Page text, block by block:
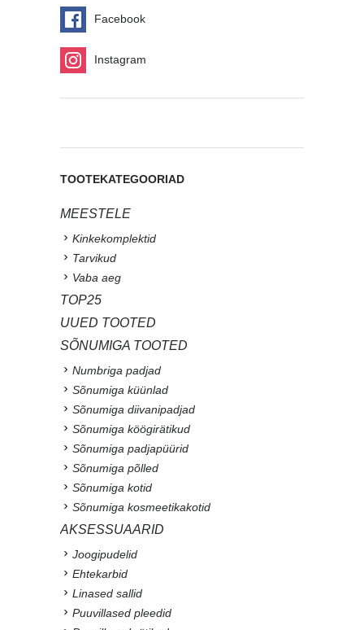
Facebook
Instagram
TOOTEKATEGOORIAD
MEESTELE
Kinkekomplektid
Tarvikud
Vaba aeg
TOP25
UUED TOOTED
SÕNUMIGA TOOTED
Numbriga padjad
Sõnumiga küünlad
Sõnumiga diivanipadjad
Sõnumiga köögirätikud
Sõnumiga padjapüürid
Sõnumiga põlled
Sõnumiga kotid
Sõnumiga kosmeetikakotid
AKSESSUAARID
Joogipudelid
Ehtekarbid
Linased sallid
Puuvillased pleedid